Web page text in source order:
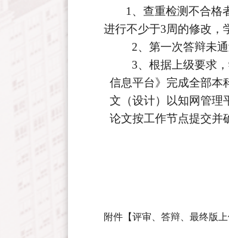
1、查重检测不合格
进行不少于3周的修改，
2、第一次答辩未
3、 根据上级要求
信息平台》完成全部本
文（设计）以知网管理
论文按工作节点提交并
附件【评审、答辩、最终版